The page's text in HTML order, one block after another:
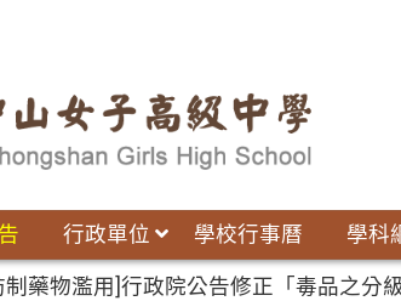
行政單位 學校行事曆 學科
制藥物濫用]行政院公告修正「毒品之